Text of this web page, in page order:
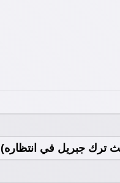
ترك جبريل في انتظاره)